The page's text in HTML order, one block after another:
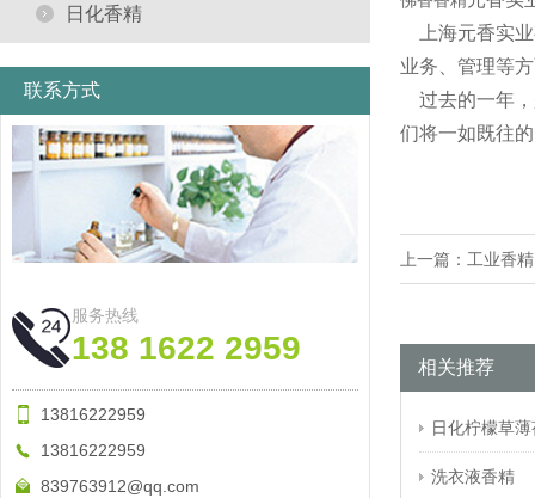
日化香精
联系方式
服务热线
138 1622 2959
13816222959
13816222959
839763912@qq.com
上海元香实业
业务、管理等
过去的一年，
们将一如既往
上一篇： 工业香精
相关推荐
日化柠檬草
洗衣液香精